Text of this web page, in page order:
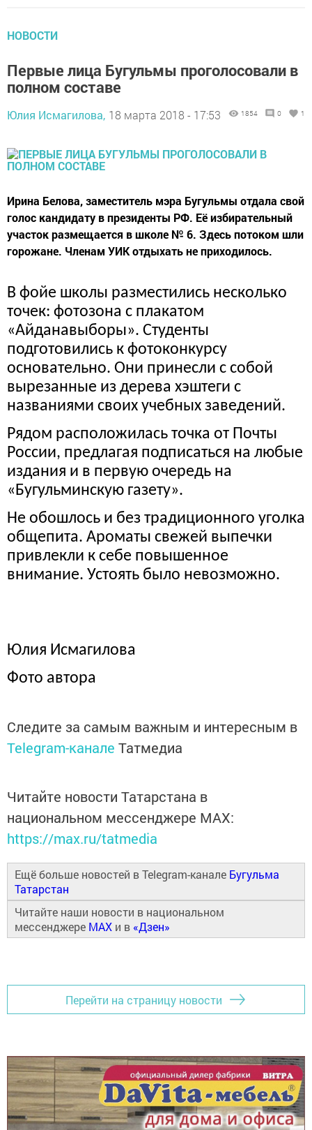
НОВОСТИ
Первые лица Бугульмы проголосовали в
полном составе
Юлия Исмагилова, 18 марта 2018 - 17:53 1854 0 1
Ирина Белова, заместитель мэра Бугульмы отдала свой
голос кандидату в президенты РФ. Её избирательный
участок размещается в школе № 6. Здесь потоком шли
горожане. Членам УИК отдыхать не приходилось.
В фойе школы разместились несколько
точек: фотозона с плакатом
«Айданавыборы». Студенты
подготовились к фотоконкурсу
основательно. Они принесли с собой
вырезанные из дерева хэштеги с
названиями своих учебных заведений.
Рядом расположилась точка от Почты
России, предлагая подписаться на любые
издания и в первую очередь на
«Бугульминскую газету».
Не обошлось и без традиционного уголка
общепита. Ароматы свежей выпечки
привлекли к себе повышенное
внимание. Устоять было невозможно.
Юлия Исмагилова
Фото автора
Следите за самым важным и интересным в
Telegram-канале Татмедиа
Читайте новости Татарстана в
национальном мессенджере MАХ:
https://max.ru/tatmedia
Ещё больше новостей в Telegram-канале Бугульма
Татарстан
Читайте наши новости в национальном
мессенджере MAX и в «Дзен»
Перейти на страницу новости